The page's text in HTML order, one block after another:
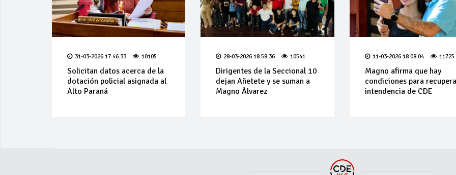
31-03-2026 17:46:33 10105
Solicitan datos acerca de la
dotación policial asignada al
Alto Paraná
28-03-2026 18:58:36 10541
Dirigentes de la Seccional 10
dejan Añetete y se suman a
Magno Álvarez
11-03-2026 18:08:04 11725
Magno afirma que hay
condiciones para
intendencia de CDE